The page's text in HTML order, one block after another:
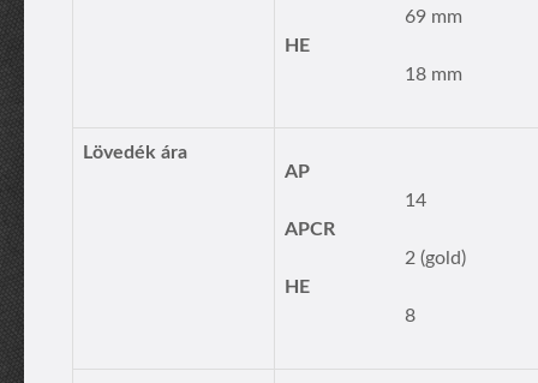
69 mm
HE
18 mm
Lövedék ára
AP
14
APCR
2 (gold)
HE
8